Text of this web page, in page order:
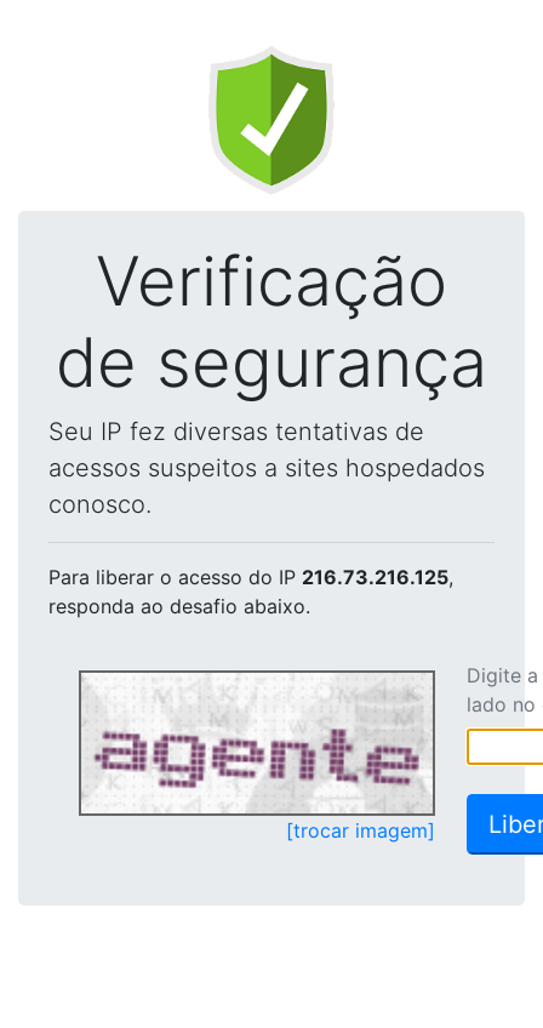
Verificação
de segurança
Seu IP fez diversas tentativas de
acessos suspeitos a sites hospedados
conosco.
Para liberar o acesso do IP 216.73.216.125,
responda ao desafio abaixo.
[trocar imagem]
Digite
lado no